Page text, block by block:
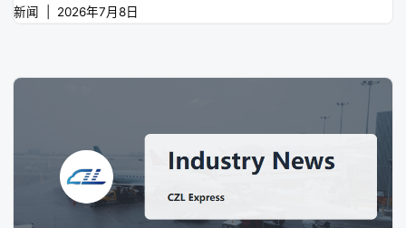
新闻 2026年7月8日